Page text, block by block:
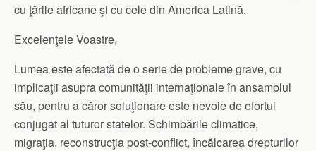
cu ţările africane şi cu cele din America Latină.
Excelenţele Voastre,
Lumea este afectată de o serie de probleme grave, cu
implicaţii asupra comunităţii internaţionale în ansamblul
său, pentru a căror soluţionare este nevoie de efortul
conjugat al tuturor statelor. Schimbările climatice,
migraţia, reconstrucţia post-conflict, încălcarea drepturilor